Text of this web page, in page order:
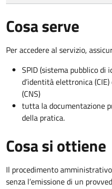
Cosa serve
Per accedere al servizio,
SPID (sistema pubblico
d’identità elettronica
(CNS)
tutta la documentazione
della pratica.
Cosa si ottiene
Il procedimento
senza l’emissione di un